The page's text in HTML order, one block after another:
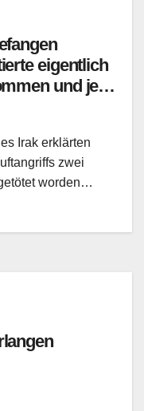
eigentlich
und jetzt
Irak erklärten
zwei
worden…